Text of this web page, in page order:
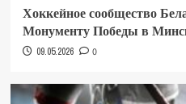
Хоккейное сообщество
Монументу Победы в
09.05.2026 0